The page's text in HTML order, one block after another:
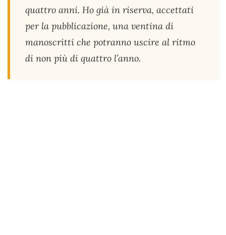
quattro anni. Ho già in riserva, accettati
per la pubblicazione, una ventina di
manoscritti che potranno uscire al ritmo
di non più di quattro l’anno.